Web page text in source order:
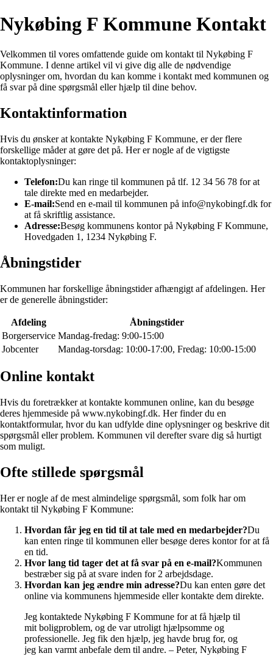
Nykøbing F Kommune Kontakt
Velkommen til vores omfattende guide om kontakt til Nykøbing F
Kommune. I denne artikel vil vi give dig alle de nødvendige
oplysninger om, hvordan du kan komme i kontakt med kommunen og
få svar på dine spørgsmål eller hjælp til dine behov.
Kontaktinformation
Hvis du ønsker at kontakte Nykøbing F Kommune, er der flere
forskellige måder at gøre det på. Her er nogle af de vigtigste
kontaktoplysninger:
Telefon:Du kan ringe til kommunen på tlf. 12 34 56 78 for at
tale direkte med en medarbejder.
E-mail:Send en e-mail til kommunen på info@nykobingf.dk for
at få skriftlig assistance.
Adresse:Besøg kommunens kontor på Nykøbing F Kommune,
Hovedgaden 1, 1234 Nykøbing F.
Åbningstider
Kommunen har forskellige åbningstider afhængigt af afdelingen. Her
er de generelle åbningstider:
Afdeling
Åbningstider
Borgerservice Mandag-fredag: 9:00-15:00
Jobcenter
Mandag-torsdag: 10:00-17:00, Fredag: 10:00-15:00
Online kontakt
Hvis du foretrækker at kontakte kommunen online, kan du besøge
deres hjemmeside på www.nykobingf.dk. Her finder du en
kontaktformular, hvor du kan udfylde dine oplysninger og beskrive dit
spørgsmål eller problem. Kommunen vil derefter svare dig så hurtigt
som muligt.
Ofte stillede spørgsmål
Her er nogle af de mest almindelige spørgsmål, som folk har om
kontakt til Nykøbing F Kommune:
Hvordan får jeg en tid til at tale med en medarbejder?Du
kan enten ringe til kommunen eller besøge deres kontor for at få
en tid.
Hvor lang tid tager det at få svar på en e-mail?Kommunen
bestræber sig på at svare inden for 2 arbejdsdage.
Hvordan kan jeg ændre min adresse?Du kan enten gøre det
online via kommunens hjemmeside eller kontakte dem direkte.
Jeg kontaktede Nykøbing F Kommune for at få hjælp til
mit boligproblem, og de var utroligt hjælpsomme og
professionelle. Jeg fik den hjælp, jeg havde brug for, og
jeg kan varmt anbefale dem til andre. – Peter, Nykøbing F